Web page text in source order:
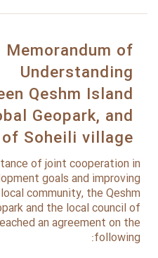
Memorandum of
Understanding
Qeshm Island
Geopark, and
Soheili village
of joint cooperation in
goals and improving
community, the Qeshm
and the local council of
an agreement on the
following: